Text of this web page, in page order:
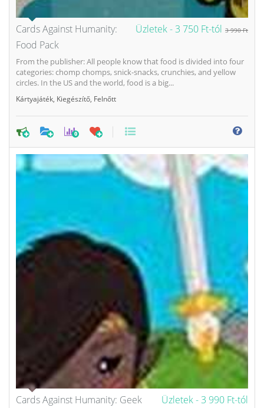
Üzletek -3 750 Ft-tól 3 990 Ft
Cards Against Humanity:
Food Pack
From the publisher: All people know that food is divided into four
categories: chomp chomps, snick-snacks, crunchies, and yellow
circles. In the US and the world, food is a big...
Kártyajáték Kiegészítő Felnőtt
0
Üzletek -3 990 Ft-tól
Cards Against Humanity: Geek